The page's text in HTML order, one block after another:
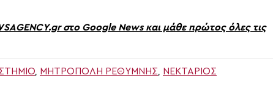
στο Google News και μάθε πρώτος όλες τις
ΜΗΤΡΌΠΟΛΗ ΡΕΘΎΜΝΗΣ
ΝΕΚΤΆΡΙΟΣ